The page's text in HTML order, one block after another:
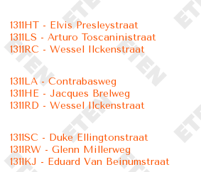
1311HT - Elvis Presleystraat
1311LS - Arturo Toscaninistraat
1311RC - Wessel Ilckenstraat
1311LA - Contrabasweg
1311HE - Jacques Brelweg
1311RD - Wessel Ilckenstraat
1311SC - Duke Ellingtonstraat
1311RW - Glenn Millerweg
1311KJ - Eduard Van Beinumstraat